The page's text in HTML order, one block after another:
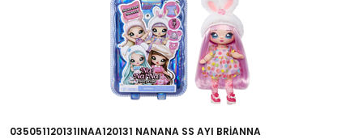
035051120131INAA120131 NANANA SS AYI BRİANNA